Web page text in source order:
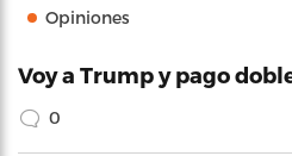
Opiniones
Voy a Trump y pago
0